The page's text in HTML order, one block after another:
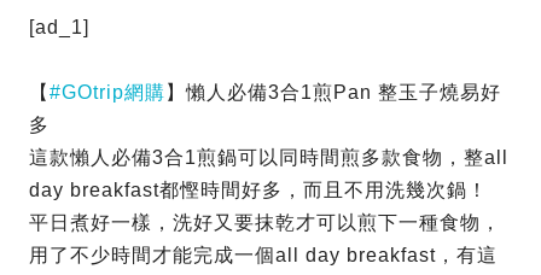
[ad_1]
【 #GOtrip網購 】懶人必備3合1煎Pan 整玉子燒易好
多
這款懶人必備3合1煎鍋可以同時間煎多款食物，整all
day breakfast都慳時間好多，而且不用洗幾次鍋！
平日煮好一樣，洗好又要抹乾才可以煎下一種食物，
用了不少時間才能完成一個all day breakfast，有這